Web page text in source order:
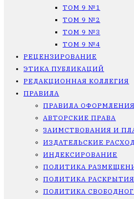
ТОМ 9 №1
ТОМ 9 №2
ТОМ 9 №3
ТОМ 9 №4
РЕЦЕНЗИРОВАНИЕ
ЭТИКА ПУБЛИКАЦИЙ
РЕДАКЦИОННАЯ КОЛЛЕГИЯ
ПРАВИЛА
ПРАВИЛА
АВТОРСКИЕ ПРАВА
ЗАИМСТВОВАНИЯ И
ИЗДАТЕЛЬСКИЕ
ИНДЕКСИРОВАНИЕ
ПОЛИТИКА
ПОЛИТИКА
ПОЛИТИКА